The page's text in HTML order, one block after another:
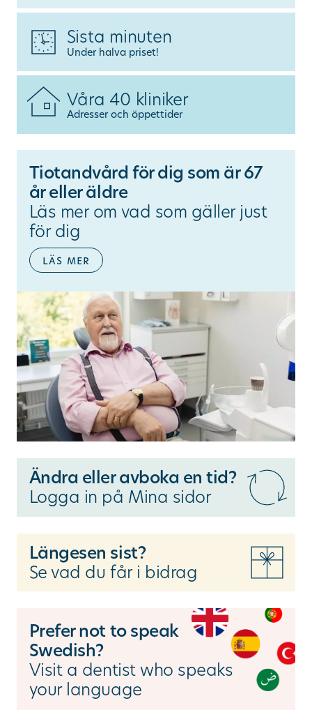
Sök
other languages
Sista minuten
Under halva priset!
Våra 40 kliniker
Adresser och öppettider
Tiotandvård för dig som är 67
år eller äldre
Läs mer om vad som gäller just
för dig
läs mer
Ändra eller avboka en tid?
Logga in på Mina sidor
Längesen sist?
Se vad du får i bidrag
Prefer not to speak
Swedish?
Visit a dentist who speaks
your language